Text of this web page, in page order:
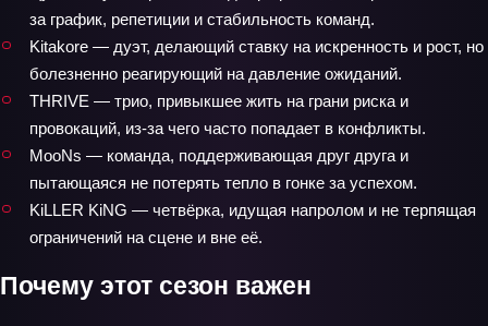
за график, репетиции и стабильность команд.
Kitakore — дуэт, делающий ставку на искренность и рост, но
болезненно реагирующий на давление ожиданий.
THRIVE — трио, привыкшее жить на грани риска и
провокаций, из‑за чего часто попадает в конфликты.
MooNs — команда, поддерживающая друг друга и
пытающаяся не потерять тепло в гонке за успехом.
KiLLER KiNG — четвёрка, идущая напролом и не терпящая
ограничений на сцене и вне её.
Почему этот сезон важен